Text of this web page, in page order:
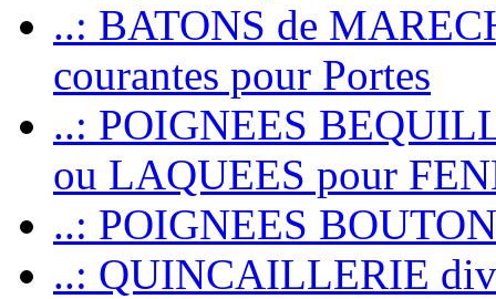
..: BATONS de
courantes pour Portes
..: POIGNEES
ou LAQUEES pour
..: POIGNEES
..: QUINCAILLERIE